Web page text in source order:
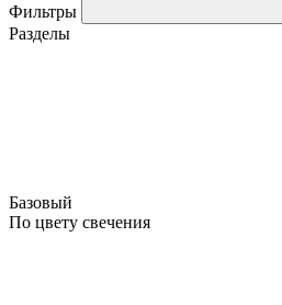
Фильтры
Разделы
Базовый
По цвету свечения